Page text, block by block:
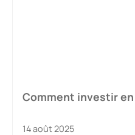
Comment investir
14 août 2025